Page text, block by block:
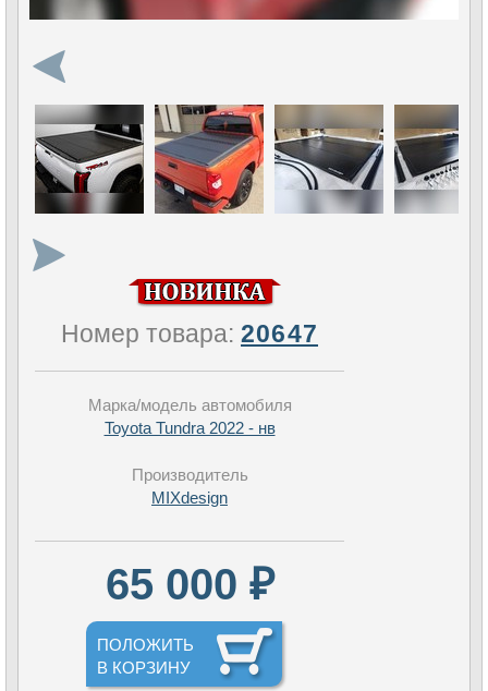
Номер товара: 20647
Марка/модель автомобиля
Toyota Tundra 2022 - нв
Производитель
MIXdesign
65 000 ₽
ПОЛОЖИТЬ
В КОРЗИНУ